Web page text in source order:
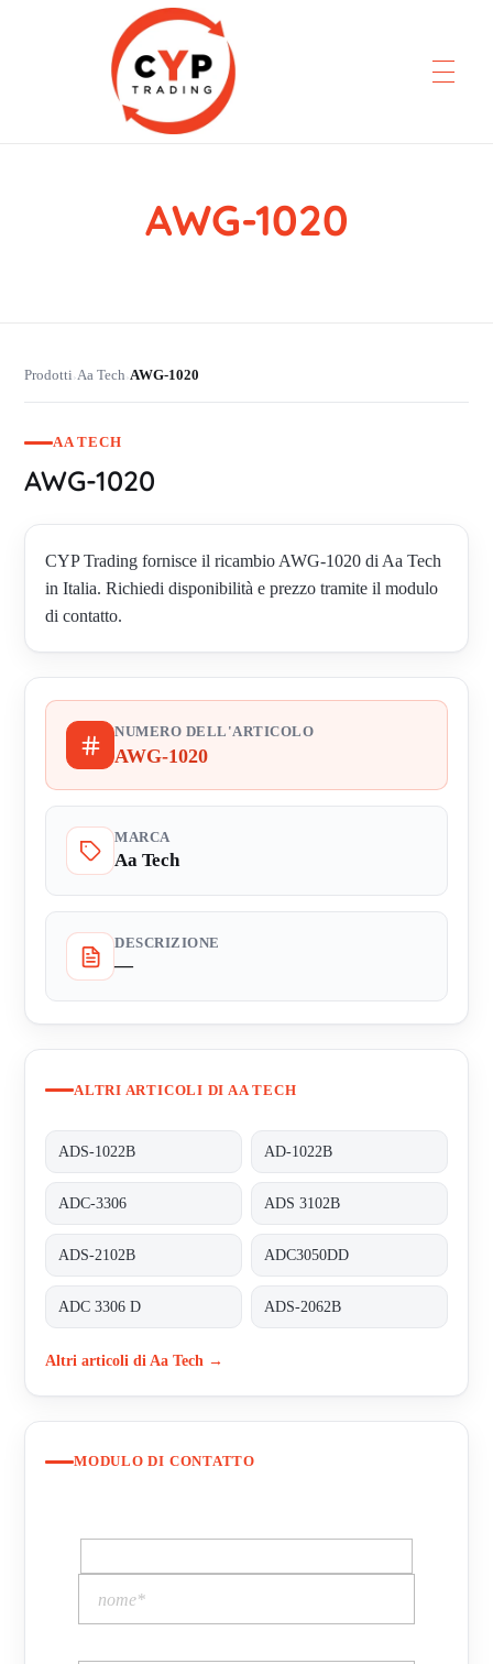
CYP Trading
AWG-1020
Prodotti›Aa Tech›AWG-1020
AA TECH
AWG-1020
CYP Trading fornisce il ricambio AWG-1020 di Aa Tech
in Italia. Richiedi disponibilità e prezzo tramite il modulo
di contatto.
NUMERO DELL'ARTICOLO
AWG-1020
MARCA
Aa Tech
DESCRIZIONE
—
ALTRI ARTICOLI DI AA TECH
ADS-1022B AD-1022B
ADC-3306 ADS 3102B
ADS-2102B ADC3050DD
ADC 3306 D ADS-2062B
Altri articoli di Aa Tech →
MODULO DI CONTATTO